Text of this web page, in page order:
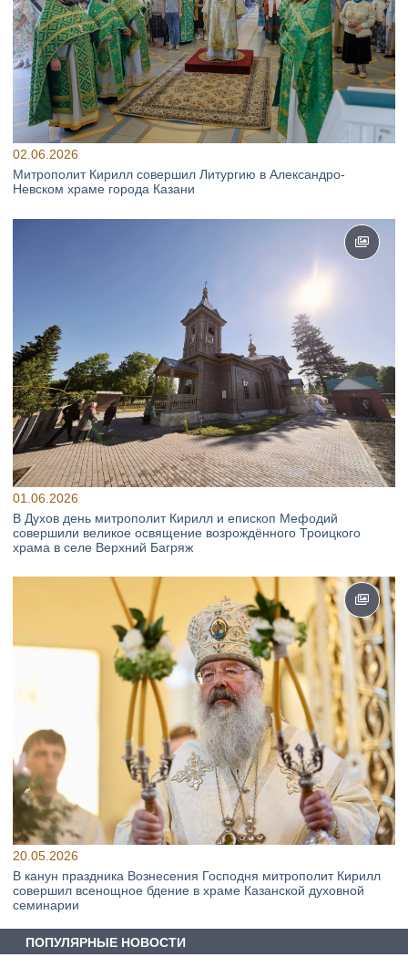
02.06.2026
Митрополит Кирилл совершил Литургию в Александро-
Невском храме города Казани
01.06.2026
В Духов день митрополит Кирилл и епископ Мефодий
совершили великое освящение возрождённого Троицкого
храма в селе Верхний Багряж
20.05.2026
В канун праздника Вознесения Господня митрополит Кирилл
совершил всенощное бдение в храме Казанской духовной
семинарии
ПОПУЛЯРНЫЕ НОВОСТИ